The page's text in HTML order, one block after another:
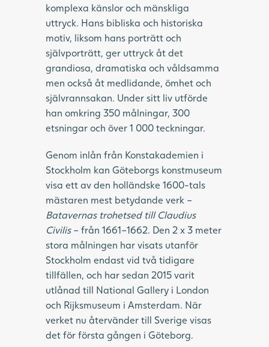
komplexa känslor och mänskliga
uttryck. Hans bibliska och historiska
motiv, liksom hans porträtt och
självporträtt, ger uttryck åt det
grandiosa, dramatiska och våldsamma
men också åt medlidande, ömhet och
självrannsakan. Under sitt liv utförde
han omkring 350 målningar, 300
etsningar och över 1 000 teckningar.
Genom inlån från Konstakademien i
Stockholm kan Göteborgs konstmuseum
visa ett av den holländske 1600-tals
mästaren mest betydande verk –
Batavernas trohetsed till Claudius
Civilis– från 1661–1662. Den 2 x 3 meter
stora målningen har visats utanför
Stockholm endast vid två tidigare
tillfällen, och har sedan 2015 varit
utlånad till National Gallery i London
och Rijksmuseum i Amsterdam. När
verket nu återvänder till Sverige visas
det för första gången i Göteborg.